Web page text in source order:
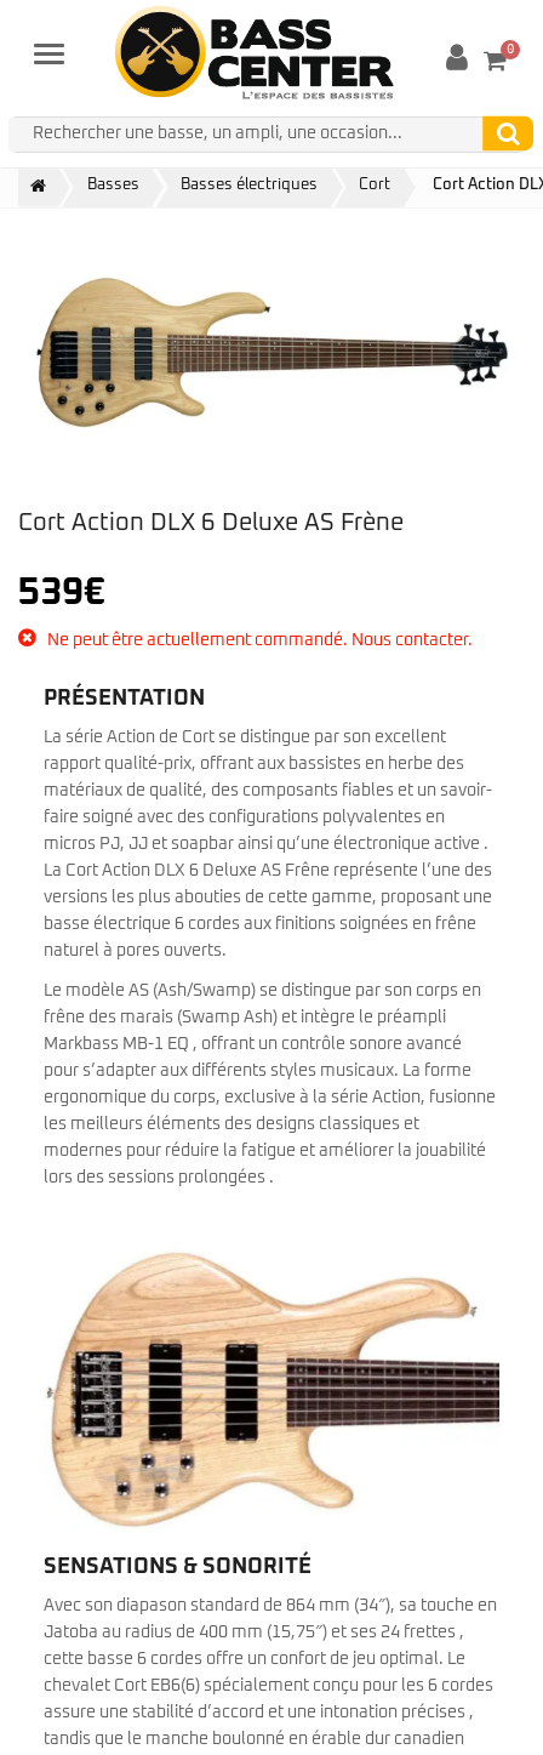
Menu 0
Basses Basses électriques Cort Cort Action
Cort Action DLX 6 Deluxe AS Frène
539€
Ne peut être actuellement commandé. Nous contacter.
PRÉSENTATION
La série Action de Cort se distingue par son excellent
rapport qualité-prix, offrant aux bassistes en herbe des
matériaux de qualité, des composants fiables et un savoir-
faire soigné avec des configurations polyvalentes en
micros PJ, JJ et soapbar ainsi qu’une électronique active .
La Cort Action DLX 6 Deluxe AS Frêne représente l’une des
versions les plus abouties de cette gamme, proposant une
basse électrique 6 cordes aux finitions soignées en frêne
naturel à pores ouverts.
Le modèle AS (Ash/Swamp) se distingue par son corps en
frêne des marais (Swamp Ash) et intègre le préampli
Markbass MB-1 EQ , offrant un contrôle sonore avancé
pour s’adapter aux différents styles musicaux. La forme
ergonomique du corps, exclusive à la série Action, fusionne
les meilleurs éléments des designs classiques et
modernes pour réduire la fatigue et améliorer la jouabilité
lors des sessions prolongées .
SENSATIONS & SONORITÉ
Avec son diapason standard de 864 mm (34″), sa touche en
Jatoba au radius de 400 mm (15,75″) et ses 24 frettes ,
cette basse 6 cordes offre un confort de jeu optimal. Le
chevalet Cort EB6(6) spécialement conçu pour les 6 cordes
assure une stabilité d’accord et une intonation précises ,
tandis que le manche boulonné en érable dur canadien